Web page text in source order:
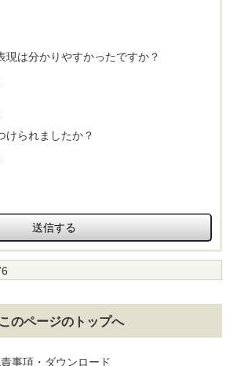
現は分かりやすかったですか？
けられましたか？
このページのトップへ
事項・ダウンロード